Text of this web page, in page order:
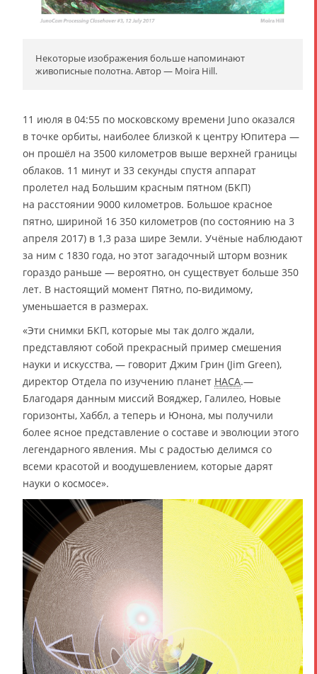
Некоторые изображения больше напоминают
живописные полотна. Автор — Moira Hill.
11 июля в 04:55 по московскому времени Juno оказался
в точке орбиты, наиболее близкой к центру Юпитера —
он прошёл на 3500 километров выше верхней границы
облаков. 11 минут и 33 секунды спустя аппарат
пролетел над Большим красным пятном (БКП)
на расстоянии 9000 километров. Большое красное
пятно, шириной 16 350 километров (по состоянию на 3
апреля 2017) в 1,3 раза шире Земли. Учёные наблюдают
за ним с 1830 года, но этот загадочный шторм возник
гораздо раньше — вероятно, он существует больше 350
лет. В настоящий момент Пятно, по-видимому,
уменьшается в размерах.
«Эти снимки БКП, которые мы так долго ждали,
представляют собой прекрасный пример смешения
науки и искусства, — говорит Джим Грин (Jim Green),
директор Отдела по изучению планет НАСА.—
Благодаря данным миссий Вояджер, Галилео, Новые
горизонты, Хаббл, а теперь и Юнона, мы получили
более ясное представление о составе и эволюции этого
легендарного явления. Мы с радостью делимся со
всеми красотой и воодушевлением, которые дарят
науки о космосе».